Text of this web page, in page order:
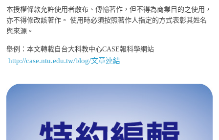
本授權條款允許使用者散布、傳輸著作，但不得為商業目的之使用，
亦不得修改該著作。 使用時必須按照著作人指定的方式表彰其姓名
與來源。
舉例：本文轉載自台大科教中心CASE報科學網站
http://case.ntu.edu.tw/blog/文章連結